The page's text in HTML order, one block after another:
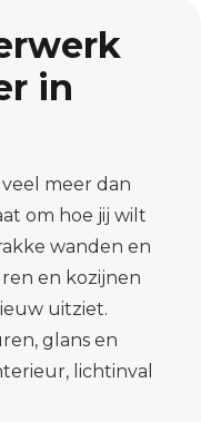
in
meer dan
om hoe jij wilt
wanden en
en kozijnen
uitziet.
glans en
lichtinval